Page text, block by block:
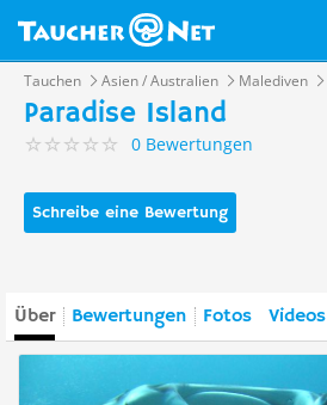
Tauchen Asien / Australien Malediven
Paradise Island
0 Bewertungen
Schreibe eine Bewertung
Über Bewertungen Fotos Videos